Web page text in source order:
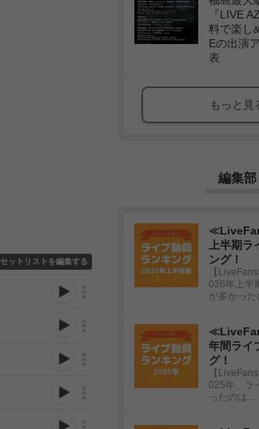
セットリストを編集する
『LIVE
料で楽し
Eの出演
表
もっと見
編集部
上半期
ング！
【
026年上半
が多かっ
年間ライ
グ！
【
025年、ラ
ったのは…